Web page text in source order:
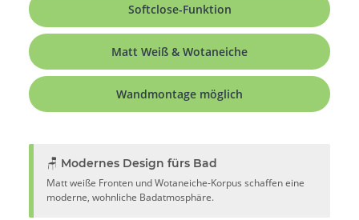
Softclose-Funktion
Matt Weiß & Wotaneiche
Wandmontage möglich
🪑 Modernes Design fürs Bad
Matt weiße Fronten und Wotaneiche-Korpus schaffen eine
moderne, wohnliche Badatmosphäre.